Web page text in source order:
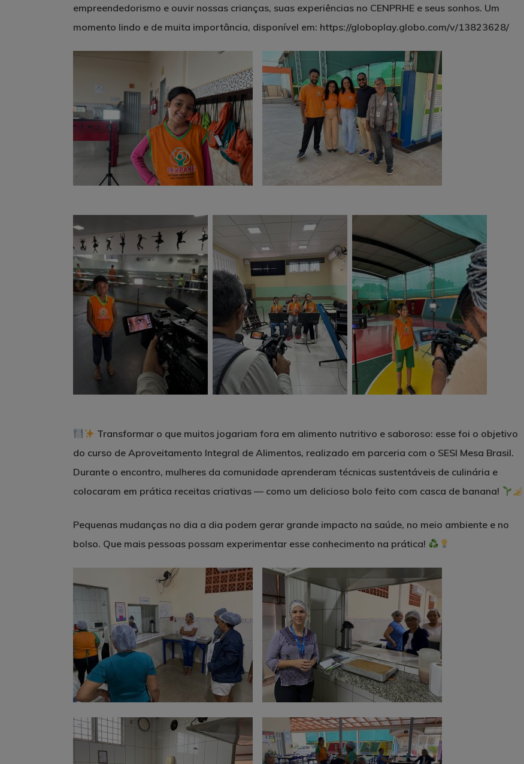
empreendedorismo e ouvir nossas crianças, suas experiências no CENPRHE e seus sonhos. Um
momento lindo e de muita importância, disponível em: https://globoplay.globo.com/v/13823628/
Transformar o que muitos jogariam fora em alimento nutritivo e saboroso: esse foi o objetivo
do curso de Aproveitamento Integral de Alimentos, realizado em parceria com o SESI Mesa Brasil.
Durante o encontro, mulheres da comunidade aprenderam técnicas sustentáveis de culinária e
colocaram em prática receitas criativas — como um delicioso bolo feito com casca de banana!
Pequenas mudanças no dia a dia podem gerar grande impacto na saúde, no meio ambiente e no
bolso. Que mais pessoas possam experimentar esse conhecimento na prática!